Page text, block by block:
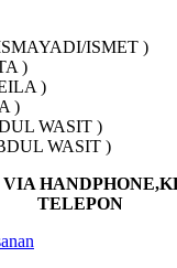
ISMET )
)
)
)
WASIT )
WASIT )
VIA
TELEPON